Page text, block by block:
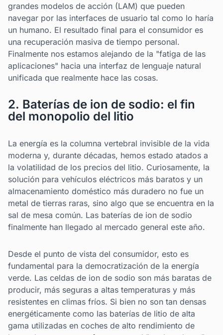
grandes modelos de acción (LAM) que pueden
navegar por las interfaces de usuario tal como lo haría
un humano. El resultado final para el consumidor es
una recuperación masiva de tiempo personal.
Finalmente nos estamos alejando de la "fatiga de las
aplicaciones" hacia una interfaz de lenguaje natural
unificada que realmente hace las cosas.
2. Baterías de ion de sodio: el fin
del monopolio del litio
La energía es la columna vertebral invisible de la vida
moderna y, durante décadas, hemos estado atados a
la volatilidad de los precios del litio. Curiosamente, la
solución para vehículos eléctricos más baratos y un
almacenamiento doméstico más duradero no fue un
metal de tierras raras, sino algo que se encuentra en la
sal de mesa común. Las baterías de ion de sodio
finalmente han llegado al mercado general este año.
Desde el punto de vista del consumidor, esto es
fundamental para la democratización de la energía
verde. Las celdas de ion de sodio son más baratas de
producir, más seguras a altas temperaturas y más
resistentes en climas fríos. Si bien no son tan densas
energéticamente como las baterías de litio de alta
gama utilizadas en coches de alto rendimiento de